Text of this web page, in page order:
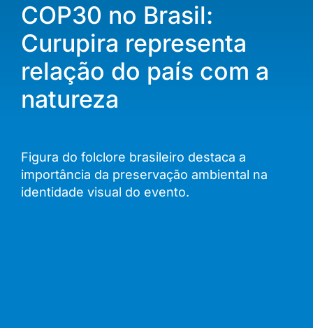
COP30 no Brasil:
Curupira representa
relação do país com a
natureza
Figura do folclore brasileiro destaca a
importância da preservação ambiental na
identidade visual do evento.